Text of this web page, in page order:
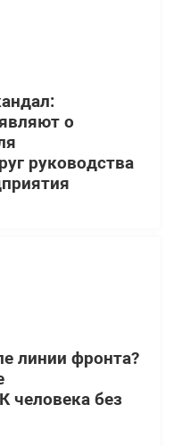
о
руководства
линии фронта?
человека без